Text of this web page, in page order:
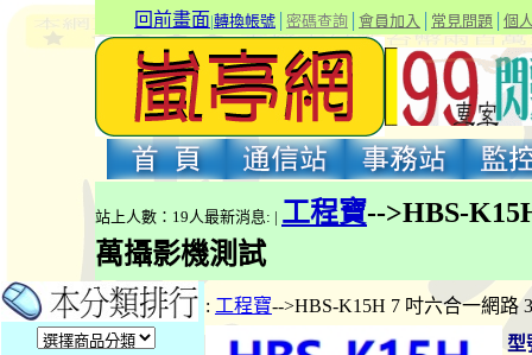
回前畫面|轉換帳號 密碼查詢 會員加入 常見問題 個
站上人數：19人最新消息: | 工程寶-->HBS-
萬攝影機測試
: 工程寶-->HBS-K15H 7 吋六合一網路
型